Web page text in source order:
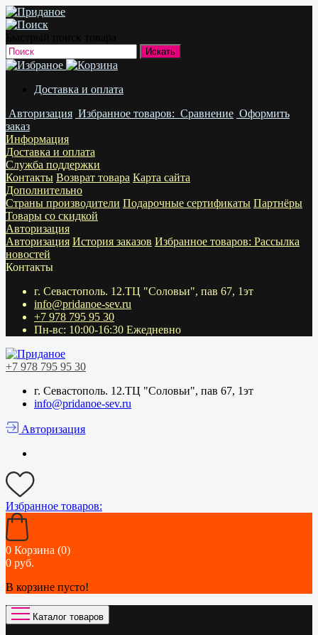
Доставка и оплата
Авторизация Избранное товаров: Сравнение Оформить
заказ
Информация
Доставка и оплата
Служба поддержки
Контакты Возврат товара Карта сайта
Дополнительно
Страны производители Подарочные сертификаты Партнёры
Товары со скидкой
Авторизация
Авторизация История заказов Избранное товаров: Рассылка
новостей
Контакты
г. Севастополь. 12.ТЦ "Соловьи", пав 67, 1эт
info@pridanoe-sev.ru
+7 978 795 95 30
Пн-вс: 10:00-16:30 Ежедневно
+7 978 795 95 30
г. Севастополь. 12.ТЦ "Соловьи", пав 67, 1эт
info@pridanoe-sev.ru
Авторизация
Избранное товаров:
0 Корзина (0)
0 руб.
В корзине пусто!
Каталог товаров